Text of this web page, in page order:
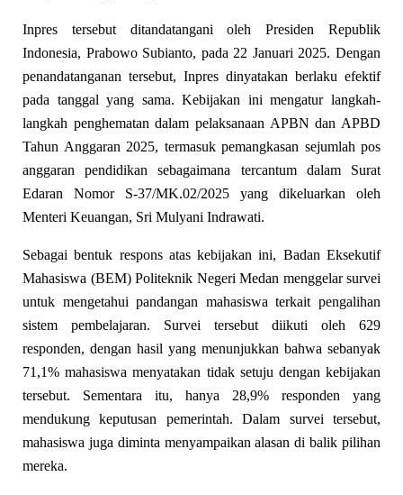
Inpres tersebut ditandatangani oleh Presiden Republik
Indonesia, Prabowo Subianto, pada 22 Januari 2025. Dengan
penandatanganan tersebut, Inpres dinyatakan berlaku efektif
pada tanggal yang sama. Kebijakan ini mengatur langkah-
langkah penghematan dalam pelaksanaan APBN dan APBD
Tahun Anggaran 2025, termasuk pemangkasan sejumlah pos
anggaran pendidikan sebagaimana tercantum dalam Surat
Edaran Nomor S-37/MK.02/2025 yang dikeluarkan oleh
Menteri Keuangan, Sri Mulyani Indrawati.
Sebagai bentuk respons atas kebijakan ini, Badan Eksekutif
Mahasiswa (BEM) Politeknik Negeri Medan menggelar survei
untuk mengetahui pandangan mahasiswa terkait pengalihan
sistem pembelajaran. Survei tersebut diikuti oleh 629
responden, dengan hasil yang menunjukkan bahwa sebanyak
71,1% mahasiswa menyatakan tidak setuju dengan kebijakan
tersebut. Sementara itu, hanya 28,9% responden yang
mendukung keputusan pemerintah. Dalam survei tersebut,
mahasiswa juga diminta menyampaikan alasan di balik pilihan
mereka.